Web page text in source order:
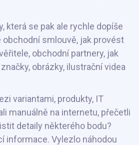
která se pak ale rychle dopíše
smlouvě, jak provést
obchodní partnery, jak
obrázky, ilustrační videa
variantami, produkty, IT
manuálně na internetu, přečetli
detaily některého bodu?
informace. Vylezlo náhodou